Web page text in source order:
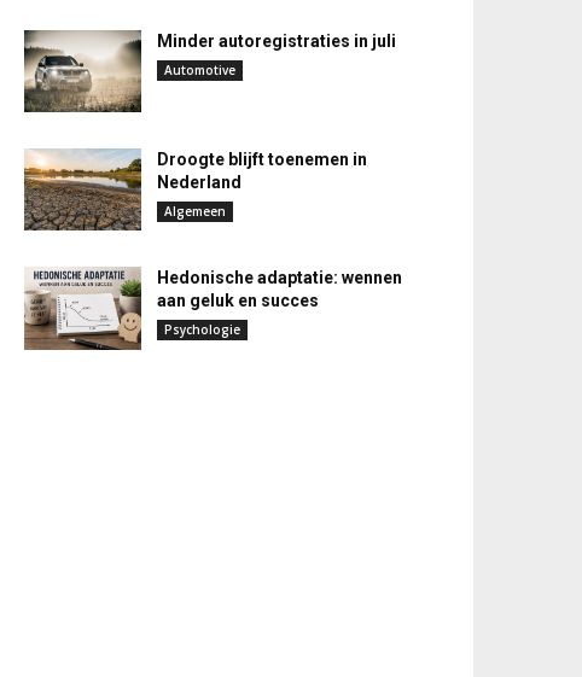
Minder autoregistraties in juli
Automotive
Droogte blijft toenemen in
Nederland
Algemeen
Hedonische adaptatie: wennen
aan geluk en succes
Psychologie